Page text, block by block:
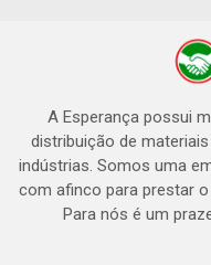
A Esperança possui
distribuição de
indústrias. Somos uma
com afinco para prestar
Para nós é um